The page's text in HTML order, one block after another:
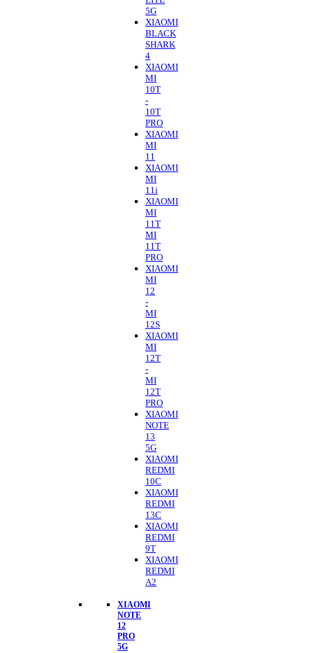
5G
XIAOMI
BLACK
SHARK
4
XIAOMI
MI
10T
-
10T
PRO
XIAOMI
MI
11
XIAOMI
MI
11i
XIAOMI
MI
11T
MI
11T
PRO
XIAOMI
MI
12
-
MI
12S
XIAOMI
MI
12T
-
MI
12T
PRO
XIAOMI
NOTE
13
5G
XIAOMI
REDMI
10C
XIAOMI
REDMI
13C
XIAOMI
REDMI
9T
XIAOMI
REDMI
A2
XIAOMI
NOTE
12
PRO
5G